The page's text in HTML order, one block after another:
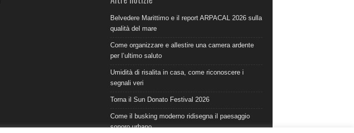
Belvedere Marittimo e il report ARPACAL 2026 sulla
qualità del mare
Come organizzare e allestire una camera ardente
per l’ultimo saluto
Umidità di risalita in casa, come riconoscere i
segnali veri
Torna il Sun Donato Festival 2026
Come il busking moderno ridisegna il paesaggio
sonoro urbano